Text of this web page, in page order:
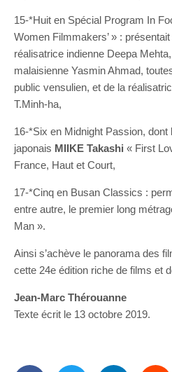
15-*Huit en Spécial Program In
Women Filmmakers’ » :
réalisatrice indienne Deepa
malaisienne Yasmin Ahmad,
public vensulien, et de la
T.Minh-ha,
16-*Six en Midnight Passion,
japonais MIIKE Takashi « First
France, Haut et Court,
17-*Cinq en Busan Classics :
entre autre, le premier long
Man ».
Ainsi s’achève le panorama des
cette 24e édition riche de films et
Jean-Marc Thérouanne
Texte écrit le 13 octobre 2019.